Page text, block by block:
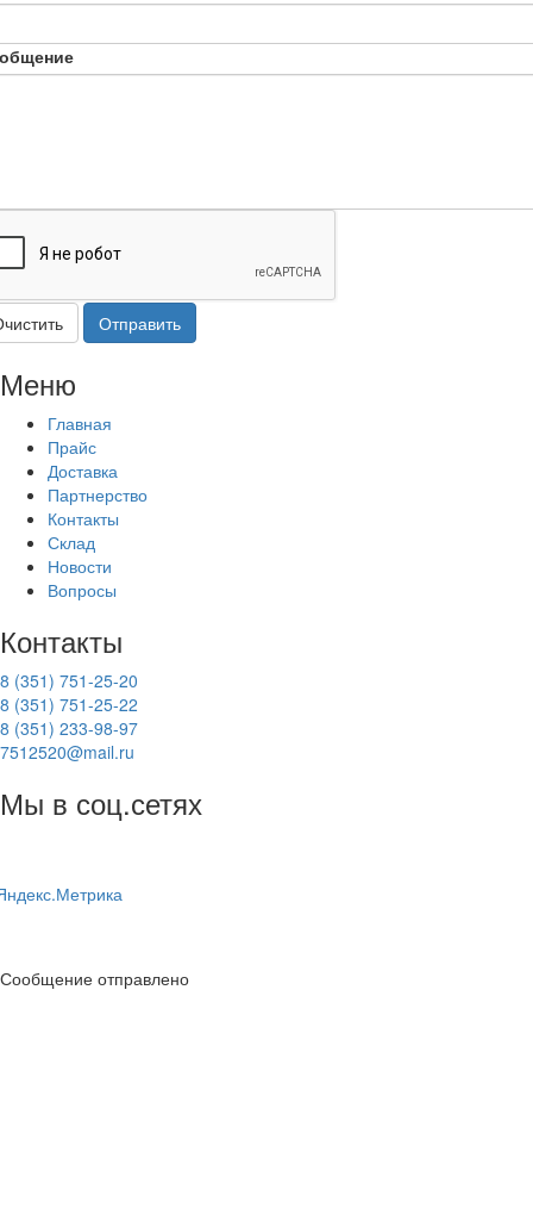
Отправить
Меню
Главная
Прайс
Доставка
Партнерство
Контакты
Склад
Новости
Вопросы
Контакты
8 (351) 751-25-20
8 (351) 751-25-22
8 (351) 233-98-97
7512520@mail.ru
Мы в соц.сетях
Сообщение отправлено